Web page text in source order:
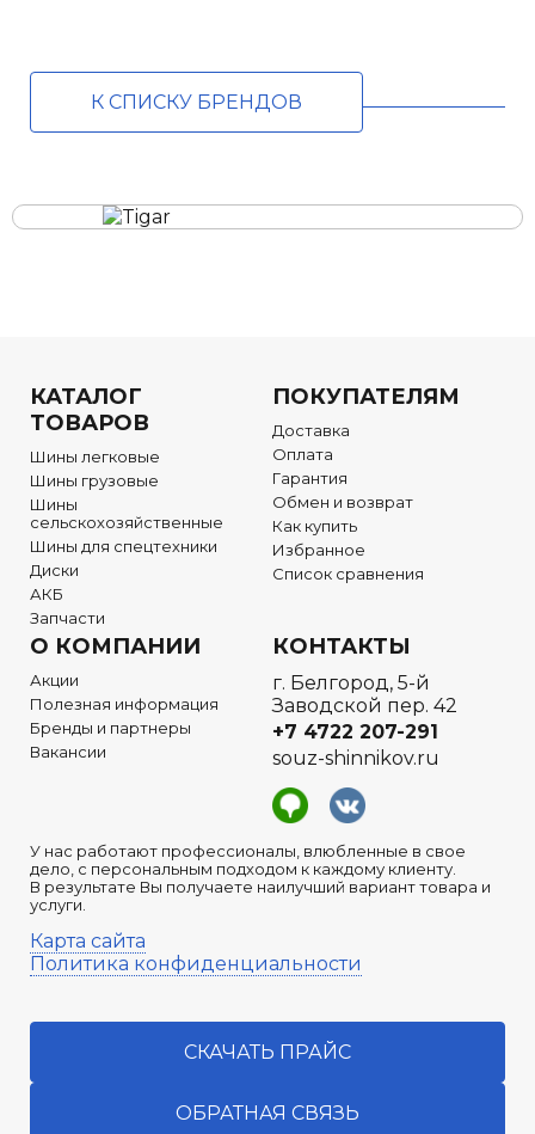
К СПИСКУ БРЕНДОВ
КАТАЛОГ
ТОВАРОВ
Шины легковые
Шины грузовые
Шины
сельскохозяйственные
Шины для спецтехники
Диски
АКБ
Запчасти
ПОКУПАТЕЛЯМ
Доставка
Оплата
Гарантия
Обмен и возврат
Как купить
Избранное
Список сравнения
О КОМПАНИИ
Акции
Полезная информация
Бренды и партнеры
Вакансии
У нас работают профессионалы, влюбленные в свое
дело, с персональным подходом к каждому клиенту.
В результате Вы получаете наилучший вариант товара и
услуги.
Карта сайта
Политика конфиденциальности
КОНТАКТЫ
г. Белгород, 5-й
Заводской пер. 42
+7 4722 207-291
souz-shinnikov.ru
СКАЧАТЬ ПРАЙС
ОБРАТНАЯ СВЯЗЬ